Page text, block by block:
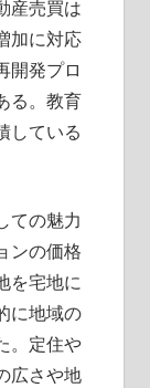
産売買は
加に対応
開発プロ
る。教育
している
ての魅力
ンの価格
を宅地に
に地域の
。定住や
広さや地